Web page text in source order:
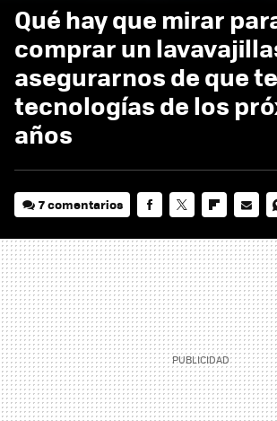
Qué hay que mirar
comprar un
asegurarnos de que
tecnologías de los
años
7 comentarios
MAIL